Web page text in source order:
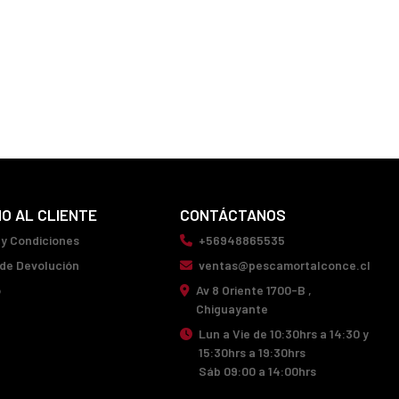
AL CLIENTE
Condiciones
Devolución
CONTÁCTANOS
+56948865535
ventas@pescamortalconce.cl
Av 8 Oriente 1700-B ,
Chiguayante
Lun a Vie de 10:30hrs a 14:30 y
15:30hrs a 19:30hrs
Sáb 09:00 a 14:00hrs